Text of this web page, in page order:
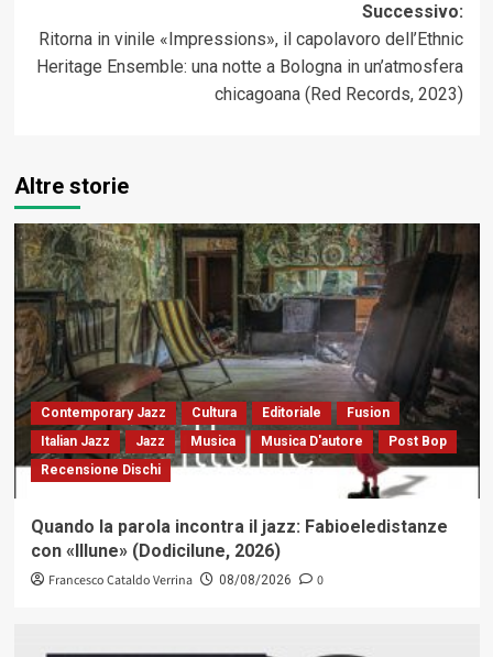
Successivo:
Ritorna in vinile «Impressions», il capolavoro dell’Ethnic
Heritage Ensemble: una notte a Bologna in un’atmosfera
chicagoana (Red Records, 2023)
Altre storie
Contemporary Jazz Cultura Editoriale
Fusion
Italian Jazz
Jazz Musica Musica D'autore
Post Bop
Recensione Dischi
Quando la parola incontra il jazz: Fabioeledistanze
con «Illune» (Dodicilune, 2026)
Francesco Cataldo Verrina 08/08/2026 0